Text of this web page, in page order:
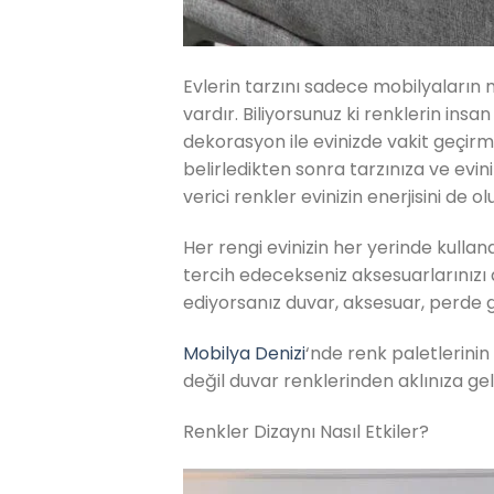
Evlerin tarzını sadece
vardır. Biliyorsunuz ki renklerin
dekorasyon ile evinizde vakit
belirledikten sonra tarzınıza ve
verici renkler evinizin enerjisini de
Her rengi evinizin her yerinde
tercih edecekseniz
ediyorsanız duvar, aksesuar,
Mobilya Denizi‘nde renk
değil duvar renklerinden aklınıza
Renkler Dizaynı Nasıl Etkiler?